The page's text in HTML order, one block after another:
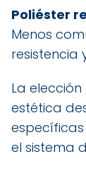
Poliéster
Menos
resistencia
La
estética
el sistema